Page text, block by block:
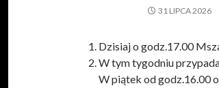
31 LIPCA 2026
Dzisiaj o godz.17.00
W tym tygodniu
W piątek od godz.16.00